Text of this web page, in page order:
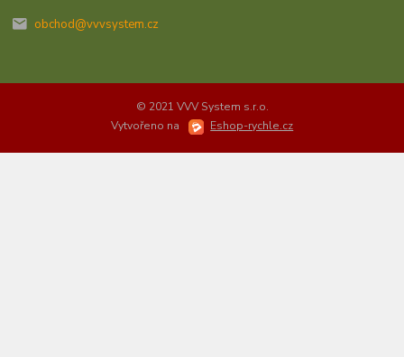
obchod@vvvsystem.cz
© 2021 VVV System s.r.o.
Vytvořeno na
Eshop-rychle.cz